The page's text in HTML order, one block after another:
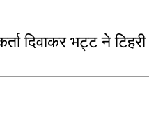
दिवाकर भट्ट ने